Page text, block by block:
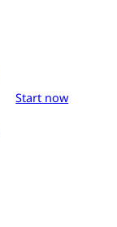
Start now